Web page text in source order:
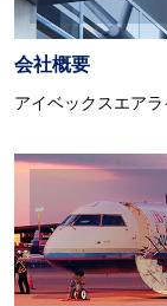
会社概要
アイベックスエア